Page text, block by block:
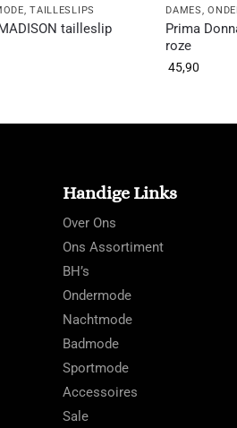
,TAILLESLIPS
tailleslip
DAMES,
Prima
roze
45,90
Handige Links
Over Ons
Ons Assortiment
BH’s
Ondermode
Nachtmode
Badmode
Sportmode
Accessoires
Sale